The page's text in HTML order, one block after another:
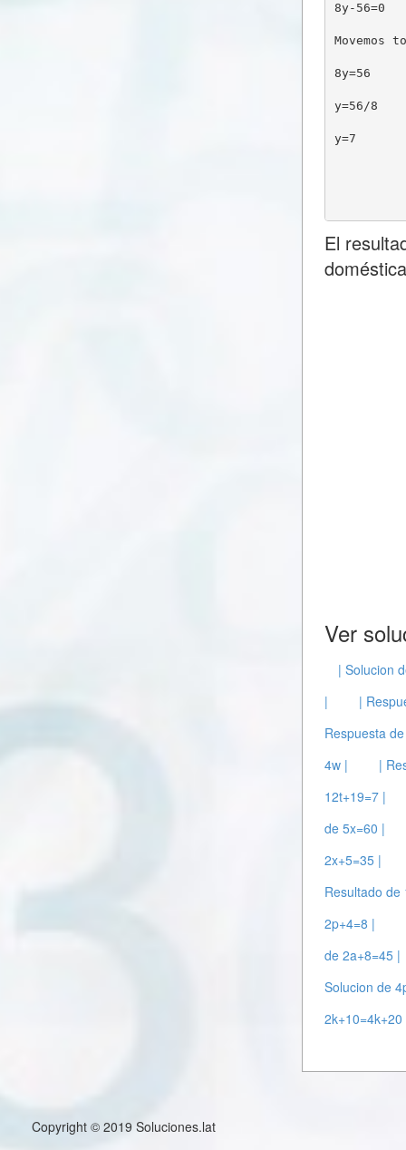
8y-56=0
8y=56
y=56/8
y=7
El
Ver
| Solucion
|
|
Respuesta
4w |
|
12t+19=7 |
de 5x=60 |
2x+5=35 |
Resultado de
2p+4=8 |
de 2a+8=45 |
Solucion de
2k+10=4k+20
Copyright © 2019 Soluciones.lat